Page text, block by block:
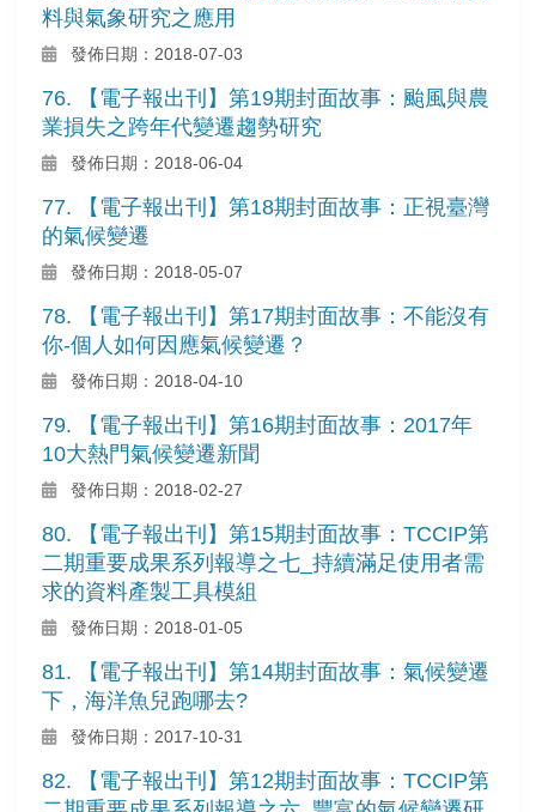
料與氣象研究之應用
發佈日期：2018-07-03
76. 【電子報出刊】第19期封面故事：颱風與農
業損失之跨年代變遷趨勢研究
發佈日期：2018-06-04
77. 【電子報出刊】第18期封面故事：正視臺灣
的氣候變遷
發佈日期：2018-05-07
78. 【電子報出刊】第17期封面故事：不能沒有
你-個人如何因應氣候變遷？
發佈日期：2018-04-10
79. 【電子報出刊】第16期封面故事：2017年
10大熱門氣候變遷新聞
發佈日期：2018-02-27
80. 【電子報出刊】第15期封面故事：TCCIP第
二期重要成果系列報導之七_持續滿足使用者需
求的資料產製工具模組
發佈日期：2018-01-05
81. 【電子報出刊】第14期封面故事：氣候變遷
下，海洋魚兒跑哪去?
發佈日期：2017-10-31
82. 【電子報出刊】第12期封面故事：TCCIP第